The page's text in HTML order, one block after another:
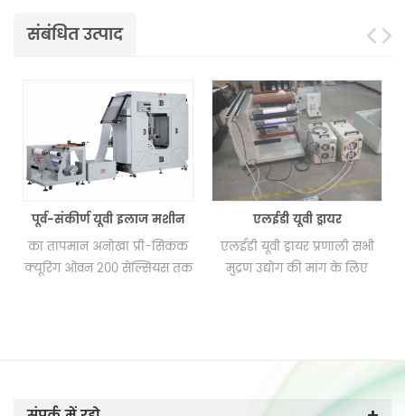
संबंधित उत्पाद
मशीन
प्री-सिकंक
तक
एलईडी यूवी ड्रायर
एलईडी यूवी ड्रायर प्रणाली सभी
मुद्रण उद्योग की मांग के लिए
गर्म हवा ड्रायर